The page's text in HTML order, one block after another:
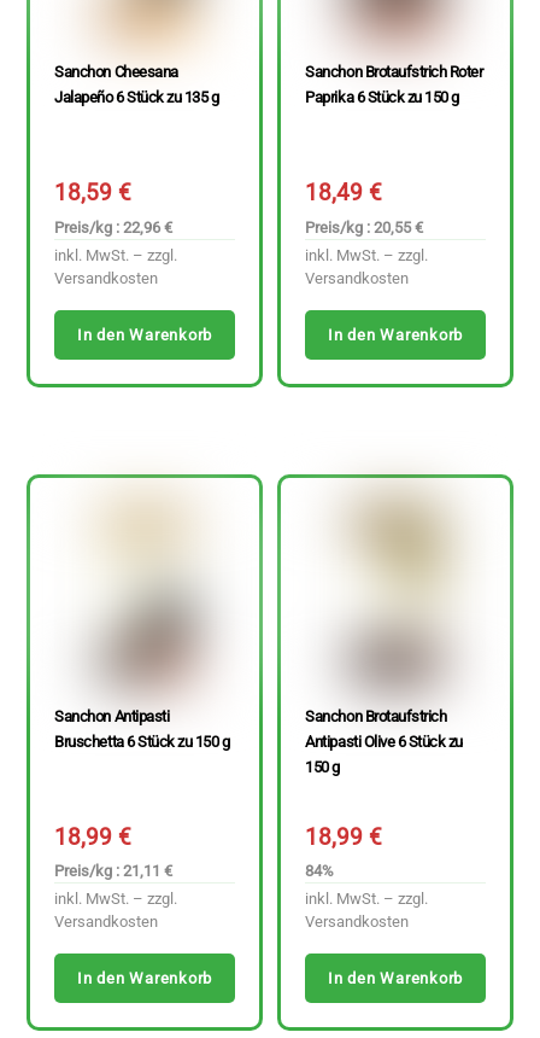
Sanchon Cheesana
Jalapeño 6 Stück zu 135 g
18,59€
Preis/kg : 22,96 €
inkl. MwSt. – zzgl.
Versandkosten
In den Warenkorb
Sanchon Brotaufstrich Roter
Paprika 6 Stück zu 150 g
18,49€
Preis/kg : 20,55 €
inkl. MwSt. – zzgl.
Versandkosten
In den Warenkorb
Sanchon Antipasti
Bruschetta 6 Stück zu 150 g
18,99€
Preis/kg : 21,11 €
inkl. MwSt. – zzgl.
Versandkosten
In den Warenkorb
Sanchon Brotaufstrich
Antipasti Olive 6 Stück zu
150 g
18,99€
84%
inkl. MwSt. – zzgl.
Versandkosten
In den Warenkorb